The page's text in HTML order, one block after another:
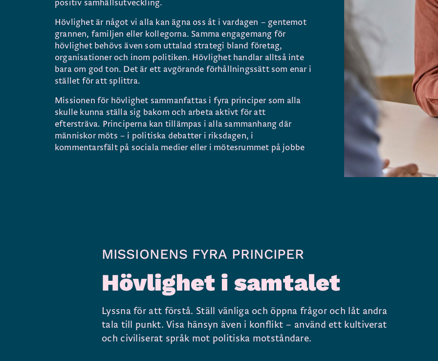
positiv samhällsutveckling.
Hövlighet är något vi alla kan ägna oss åt i vardagen – gentemot
grannen, familjen eller kollegorna. Samma engagemang för
hövlighet behövs även som uttalad strategi bland företag,
organisationer och inom politiken. Hövlighet handlar alltså inte
bara om god ton. Det är ett avgörande förhållningssätt som enar i
stället för att splittra.
Missionen för hövlighet sammanfattas i fyra principer som alla
skulle kunna ställa sig bakom och arbeta aktivt för att
eftersträva. Principerna kan tillämpas i alla sammanhang där
människor möts – i politiska debatter i riksdagen, i
kommentarsfält på sociala medier eller i mötesrummet på jobbe
MISSIONENS FYRA PRINCIPER
Hövlighet i samtalet
Lyssna för att förstå. Ställ vänliga och öppna frågor och låt andra
tala till punkt. Visa hänsyn även i konflikt – använd ett kultiverat
och civiliserat språk mot politiska motståndare.